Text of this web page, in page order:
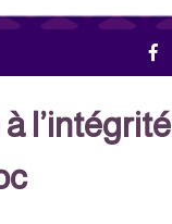
l’intégrité